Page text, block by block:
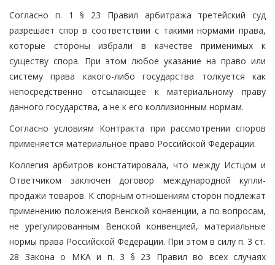
Согласно п. 1 § 23 Правил арбитража третейский суд
разрешает спор в соответствии с такими нормами права,
которые стороны избрали в качестве применимых к
существу спора. При этом любое указание на право или
систему права какого-либо государства толкуется как
непосредственно отсылающее к материальному праву
данного государства, а не к его коллизионным нормам.
Согласно условиям Контракта при рассмотрении споров
применяется материальное право Российской Федерации.
Коллегия арбитров констатировала, что между Истцом и
Ответчиком заключен договор международной купли-
продажи товаров. К спорным отношениям сторон подлежат
применению положения Венской конвенции, а по вопросам,
не урегулированным Венской конвенцией, материальные
нормы права Российской Федерации. При этом в силу п. 3 ст.
28 Закона о МКА и п. 3 § 23 Правил во всех случаях